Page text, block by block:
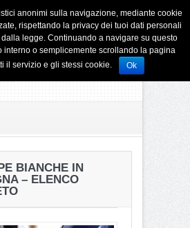
BIANCHE IN
– ELENCO
anonimi sulla navigazione, mediante cookie
rispettando la privacy dei tuoi dati personali
legge. Continuando a navigare su questo
interno o semplicemente scrollando la pagina
il servizio e gli stessi cookie.
Ok